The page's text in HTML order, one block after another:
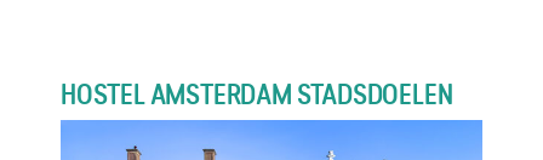
HOSTEL AMSTERDAM STADSDOELEN